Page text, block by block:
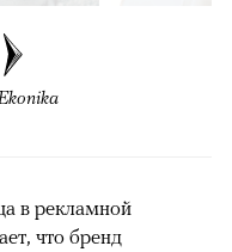
в рекламной
что бренд